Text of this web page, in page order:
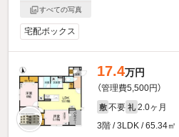
すべての写真
宅配ボックス
17.4万円
（管理費5,500円）
敷 不要 礼 2.0ヶ月
3階 / 3LDK / 65.34㎡